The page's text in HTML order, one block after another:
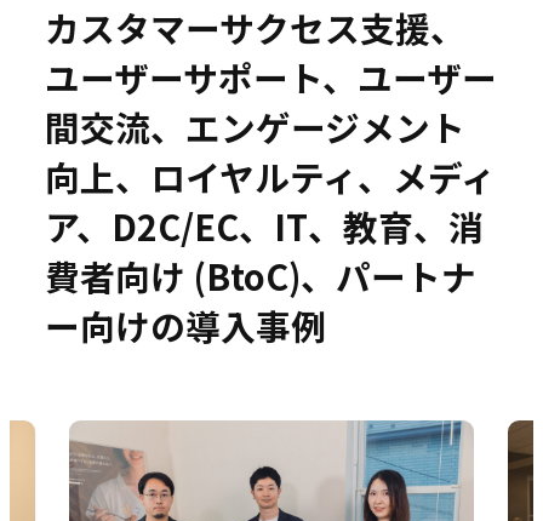
事例
セミナー
お役立ち情報
カスタマーサクセス支援、
ユーザーサポート、ユーザー
間交流、エンゲージメント
向上、ロイヤルティ、メディ
ア、D2C/EC、IT、教育、消
費者向け (BtoC)、パートナ
ー向けの導入事例